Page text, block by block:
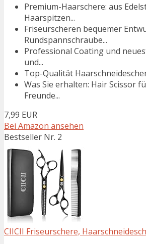
Premium-Haarschere: aus
Haarspitzen...
Friseurscheren bequemer
Rundspannschraube...
Professional Coating und
und...
Top-Qualität
Was Sie erhalten: Hair Scissor
Freunde...
7,99 EUR
Bei Amazon ansehen
Bestseller Nr. 2
CIICII Friseurschere,